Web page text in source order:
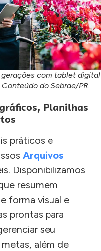
com tablet digital
do Sebrae/PR.
Planilhas
práticos e
Arquivos
Disponibilizamos
resumem
forma visual e
prontas para
seu
além de